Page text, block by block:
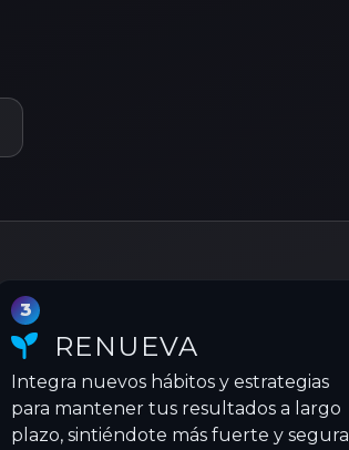
3
RENUEVA
Integra nuevos hábitos y estrategias
para mantener tus resultados a largo
plazo, sintiéndote más fuerte y segura